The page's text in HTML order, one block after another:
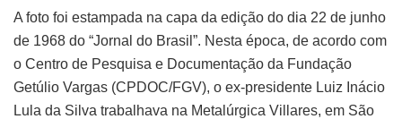
A foto foi estampada na capa da edição do dia 22 de junho
de 1968 do “Jornal do Brasil”. Nesta época, de acordo com
o Centro de Pesquisa e Documentação da Fundação
Getúlio Vargas (CPDOC/FGV), o ex-presidente Luiz Inácio
Lula da Silva trabalhava na Metalúrgica Villares, em São